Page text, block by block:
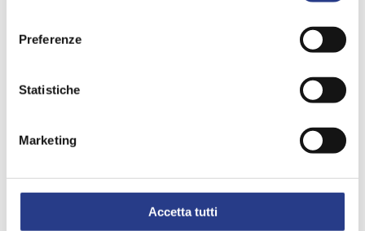
Preferenze
Statistiche
Marketing
Accetta tutti
265,00€ 320,00